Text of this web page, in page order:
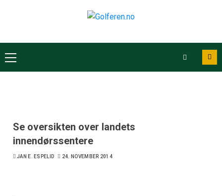
Se oversikten over landets
innendørssentere
JAN E. ESPELID 24. NOVEMBER 2014